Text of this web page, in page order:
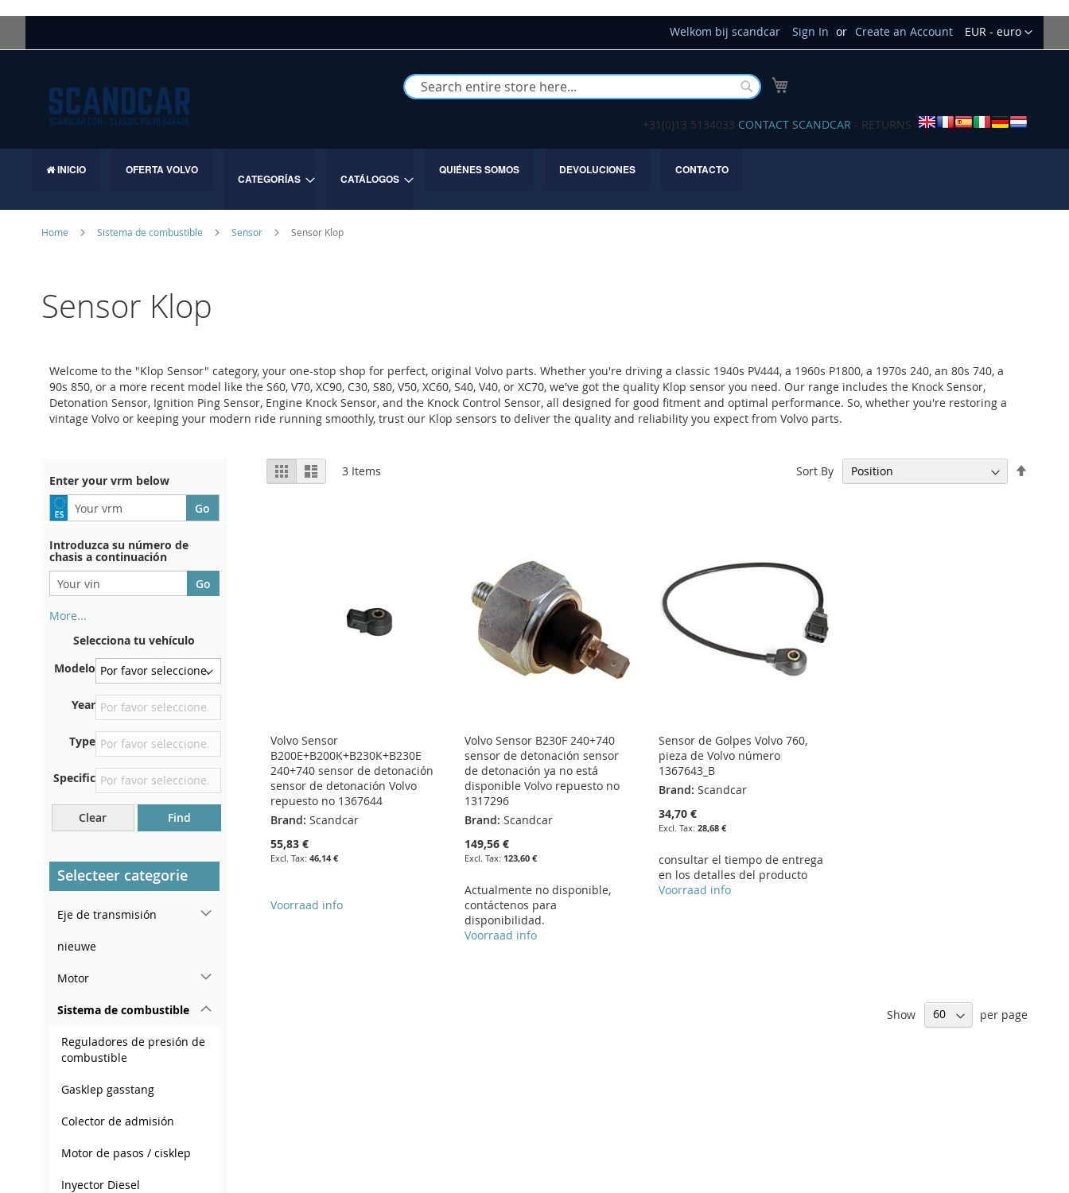
Currency
EUR - euro
Welkom bij scandcar Sign In Create an Account
to
Buscar
+31(0)13 5134033 CONTACT SCANDCAR - RETURNS
INICIO OFERTA VOLVO
CATEGORÍAS CATÁLOGOS
QUIÉNES SOMOS DEVOLUCIONES CONTACTO
Home Sistema de combustible Sensor Sensor Klop
Sensor Klop
Welcome to the "Klop Sensor" category, your one-stop shop for perfect, original Volvo parts. Whether you're driving a classic 1940s PV444, a 1960s P1800, a 1970s 240, an 80s 740, a
90s 850, or a more recent model like the S60, V70, XC90, C30, S80, V50, XC60, S40, V40, or XC70, we've got the quality Klop sensor you need. Our range includes the Knock Sensor,
Detonation Sensor, Ignition Ping Sensor, Engine Knock Sensor, and the Knock Control Sensor, all designed for good fitment and optimal performance. So, whether you're restoring a
vintage Volvo or keeping your modern ride running smoothly, trust our Klop sensors to deliver the quality and reliability you expect from Volvo parts.
View
as
Grid List 3 Items Sort By
Volvo Sensor
B200E+B200K+B230K+B230E
240+740 sensor de detonación
sensor de detonación Volvo
repuesto no 1367644
Brand: Scandcar
55,83 €
46,14 €
Voorraad info
WISH
LIST
TO
COMPARE
Volvo Sensor B230F 240+740
sensor de detonación sensor
de detonación ya no está
disponible Volvo repuesto no
1317296
Brand: Scandcar
149,56 €
123,60 €
Actualmente no disponible,
contáctenos para
disponibilidad.
Voorraad info
TO
WISH
ADD
TO
Sensor de Golpes Volvo 760,
pieza de Volvo número
1367643_B
Brand: Scandcar
34,70 €
28,68 €
consultar el tiempo de entrega
en los detalles del producto
Voorraad info
Add to Cart
ADD
TO
ADD
Show per page
Enter your vrm below
Introduzca su número de
chasis a continuación
More...
encuentra en el reverso de su
certificado de registro. Y
también en el coche.
En la placa inferior del
asiento delantero derecho
Centrar contra el mamparo
debajo del capó.
Justo en el compartimento
del motor.
Cerca del parabrisas, en el
En el pilar de la puerta
trasera derecha
Selecciona tu vehículo
Modelo
Year
Type
Specific
Clear Find
Selecteer categorie
Eje de transmisión
nieuwe
Motor
Sistema de combustible
Reguladores de presión de
combustible
Gasklep gasstang
Colector de admisión
Motor de pasos / cisklep
Inyector Diesel